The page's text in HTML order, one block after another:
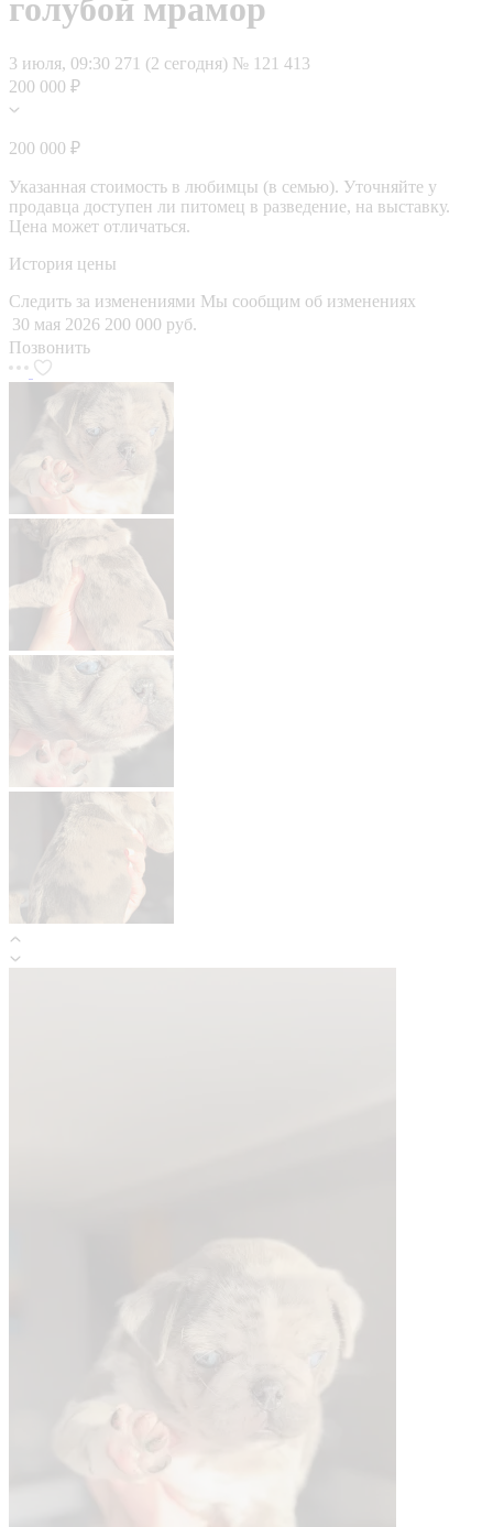
голубой мрамор
3 июля, 09:30 271 (2 сегодня) № 121 413
200 000 ₽
200 000 ₽
Указанная стоимость в любимцы (в семью). Уточняйте у
продавца доступен ли питомец в разведение, на выставку.
Цена может отличаться.
История цены
Следить за изменениями Мы сообщим об изменениях
30 мая 2026 200 000 руб.
Позвонить